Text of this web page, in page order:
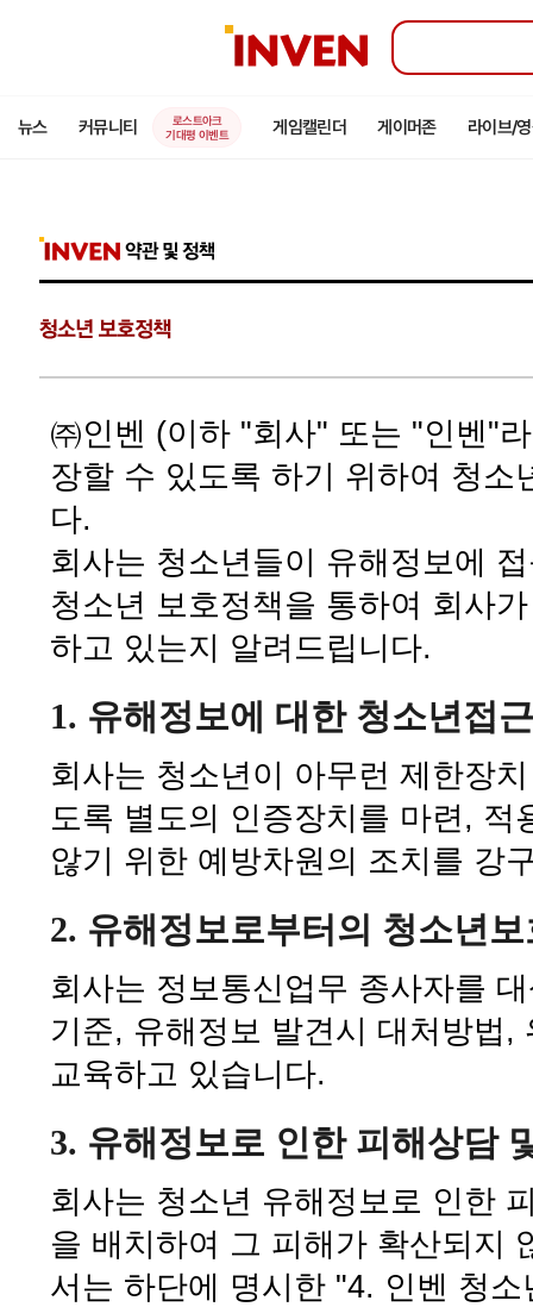
인
뉴스 커뮤니티
로스트아크
기대평 이벤트
게임캘린더 게이머존 라이브/
㈜인벤 (이하 "회사" 또는 "인벤"
장할 수 있도록 하기 위하여 청
다.
회사는 청소년들이 유해정보에
청소년 보호정책을 통하여 회사
하고 있는지 알려드립니다.
1. 유해정보에 대한 청소년접
회사는 청소년이 아무런 제한장
도록 별도의 인증장치를 마련,
않기 위한 예방차원의 조치를 강
2. 유해정보로부터의 청소년
회사는 정보통신업무 종사자를
기준, 유해정보 발견시 대처방법
교육하고 있습니다.
3. 유해정보로 인한 피해상담
회사는 청소년 유해정보로 인한
을 배치하여 그 피해가 확산되지
서는 하단에 명시한 "4. 인벤 청